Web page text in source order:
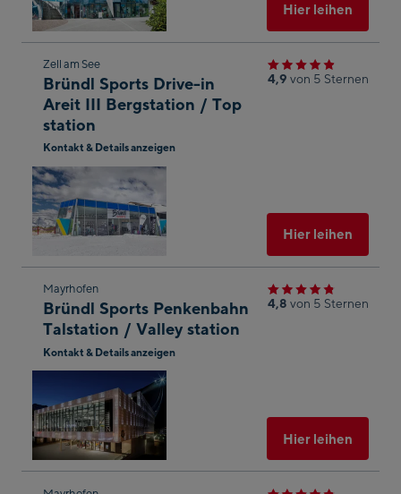
Hier leihen
Zum
nächsten
Shop-
Ergebnis
springen
Zell am See
Bründl Sports Drive-in
Areit III Bergstation / Top
station
Kontakt & Details anzeigen
4,9 von 5 Sternen
Hier leihen
Zum
nächsten
Shop-
Ergebnis
Mayrhofen
Bründl Sports Penkenbahn
Talstation / Valley station
Kontakt & Details anzeigen
4,8 von 5 Sternen
Hier leihen